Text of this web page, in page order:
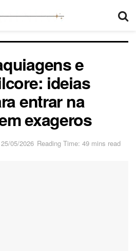
e
ideias
entrar na
exageros
25/05/2026 Reading Time: 49 mins read